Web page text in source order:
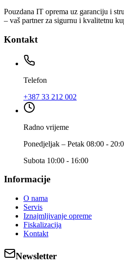
Pouzdana IT oprema uz garanciju i
– vaš partner za sigurnu i kvalitetnu
Kontakt
Telefon
+387 33 212 002
Radno vrijeme
Ponedjeljak – Petak 08:00 -
Subota 10:00 - 16:00
Informacije
O nama
Servis
Iznajmljivanje opreme
Fiskalizacija
Kontakt
Newsletter